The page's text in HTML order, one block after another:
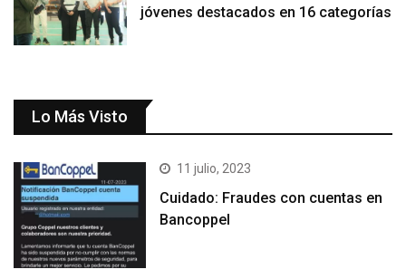
jóvenes destacados en 16 categorías
Lo Más Visto
11 julio, 2023
Cuidado: Fraudes con cuentas en
Bancoppel